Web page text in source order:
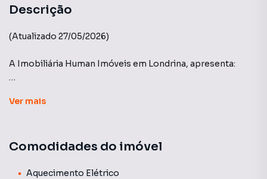
Ar-Condicionado
Sala de Academia
Andar Alto
Descrição
(Atualizado 27/05/2026)
A Imobiliária Human Imóveis em Londrina, apresenta:
valorização. Apartamento com 3 quartos sendo 1 suíte, ar
iluminação, cozinha com revestimento em pastilha e
Ver mais
Comodidades do imóvel
Aquecimento Elétrico